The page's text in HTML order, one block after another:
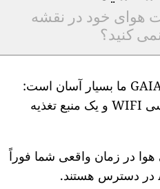
هوای خود در نقشه
کنید؟
تنظیم مانیتورهای کیفیت هوا GAIA ما بسیار آسان است:
شما فقط به یک نقطه دسترسی WIFI و یک منبع تغذیه
در زمان واقعی شما فوراً